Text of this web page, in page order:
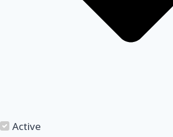
Active